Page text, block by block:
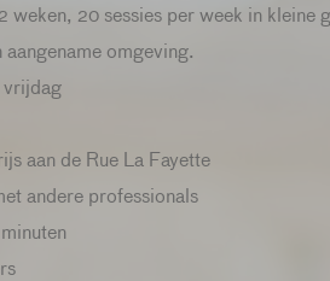
weken, 20 sessies per week in kleine
aangename omgeving.
vrijdag
aan de Rue La Fayette
andere professionals